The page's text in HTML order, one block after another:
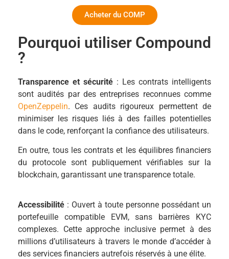
Acheter du COMP
Pourquoi utiliser Compound
?
Transparence et sécurité : Les contrats intelligents
sont audités par des entreprises reconnues comme
OpenZeppelin. Ces audits rigoureux permettent de
minimiser les risques liés à des failles potentielles
dans le code, renforçant la confiance des utilisateurs.
En outre, tous les contrats et les équilibres financiers
du protocole sont publiquement vérifiables sur la
blockchain, garantissant une transparence totale.
Accessibilité : Ouvert à toute personne possédant un
portefeuille compatible EVM, sans barrières KYC
complexes. Cette approche inclusive permet à des
millions d’utilisateurs à travers le monde d’accéder à
des services financiers autrefois réservés à une élite.